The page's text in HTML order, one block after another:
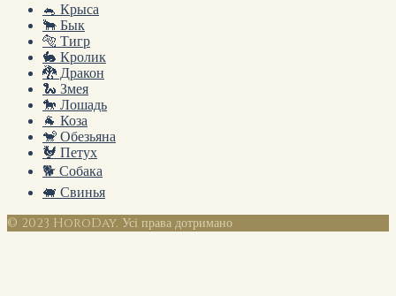
🐁 Крыса
🐂 Бык
🐅 Тигр
🐇 Кролик
🐉 Дракон
🐍 Змея
🐎 Лошадь
🐐 Коза
🐒 Обезьяна
🐓 Петух
🐕 Собака
🐖 Свинья
© 2023 HoroDay. Усі права дотримано